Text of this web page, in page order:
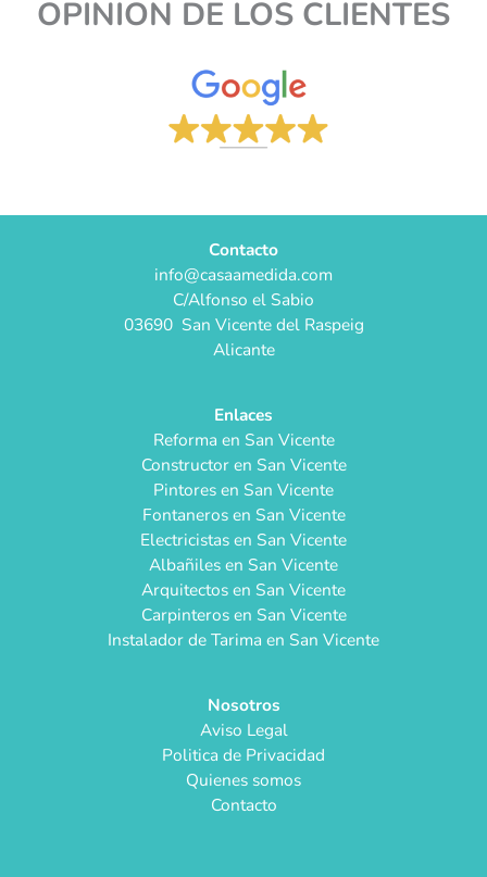
OPINION DE LOS CLIENTES
Contacto
info@casaamedida.com
C/Alfonso el Sabio
03690 San Vicente del Raspeig
Alicante
Enlaces
Reforma en San Vicente
Constructor en San Vicente
Pintores en San Vicente
Fontaneros en San Vicente
Electricistas en San Vicente
Albañiles en San Vicente
Arquitectos en San Vicente
Carpinteros en San Vicente
Instalador de Tarima en San Vicente
Nosotros
Aviso Legal
Politica de Privacidad
Quienes somos
Contacto